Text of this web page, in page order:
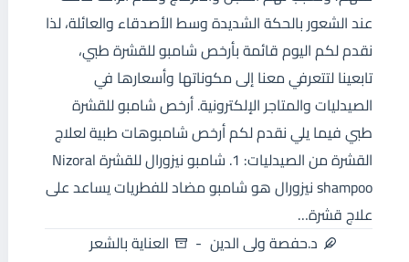
عند الشعور بالحكة الشديدة وسط الأصدقاء والعائلة، لذا
نقدم لكم اليوم قائمة بأرخص شامبو للقشرة طبي،
تابعينا لتتعرفي معنا إلى مكوناتها وأسعارها في
الصيدليات والمتاجر الإلكترونية. أرخص شامبو للقشرة
طبي فيما يلي نقدم لكم أرخص شامبوهات طبية لعلاج
القشرة من الصيدليات: 1. شامبو نيزورال للقشرة Nizoral
shampoo نيزورال هو شامبو مضاد للفطريات يساعد على
علاج قشرة…
د.حفصة ولى الدين
العناية بالشعر